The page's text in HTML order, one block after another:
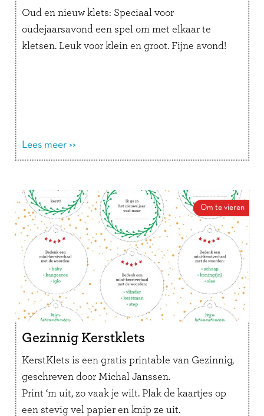
Oud en nieuw klets: Speciaal voor
oudejaarsavond een spel om met elkaar te
kletsen. Leuk voor klein en groot. Fijne avond!
Lees meer >>
Om te vieren
Gezinnig Kerstklets
KerstKlets is een gratis printable van Gezinnig,
geschreven door Michal Janssen.
Print ‘m uit, zo vaak je wilt. Plak de kaartjes op
een stevig vel papier en knip ze uit.